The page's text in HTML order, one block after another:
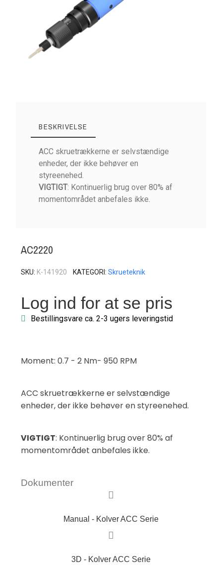
BESKRIVELSE
ACC skruetrækkerne er selvstændige
enheder, der ikke behøver en
styreenehed.
VIGTIGT: Kontinuerlig brug over 80% af
momentområdet anbefales ikke.
AC2220
SKU K-141920 KATEGORI Skrueteknik
Log ind for at se pris
Bestillingsvare ca. 2-3 ugers leveringstid
Moment: 0.7 - 2 Nm- 950 RPM
ACC skruetrækkerne er selvstændige
enheder, der ikke behøver en styreenehed.
VIGTIGT: Kontinuerlig brug over 80% af
momentområdet anbefales ikke.
Dokumenter
Manual - Kolver ACC Serie
3D - Kolver ACC Serie